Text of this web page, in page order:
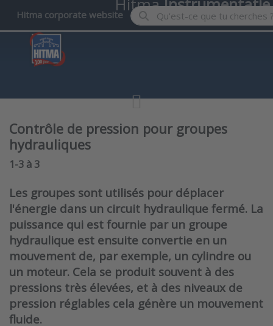
Hitma corporate website Enter a search term. Results
HitmaInstrumentatie
Contrôle de pression pour groupes
hydrauliques
Search results:
1-3 à 3
Les groupes sont utilisés pour déplacer
l'énergie dans un circuit hydraulique fermé. La
puissance qui est fournie par un groupe
hydraulique est ensuite convertie en un
mouvement de, par exemple, un cylindre ou
un moteur. Cela se produit souvent à des
pressions très élevées, et à des niveaux de
pression réglables cela génère un mouvement
fluide.